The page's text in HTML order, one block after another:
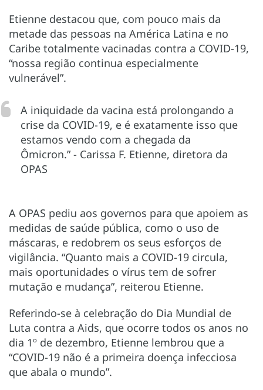
Etienne destacou que, com pouco mais da
metade das pessoas na América Latina e no
Caribe totalmente vacinadas contra a COVID-19,
“nossa região continua especialmente
vulnerável”.
A iniquidade da vacina está prolongando a
crise da COVID-19, e é exatamente isso que
estamos vendo com a chegada da
Ômicron.” - Carissa F. Etienne, diretora da
OPAS
A OPAS pediu aos governos para que apoiem as
medidas de saúde pública, como o uso de
máscaras, e redobrem os seus esforços de
vigilância. “Quanto mais a COVID-19 circula,
mais oportunidades o vírus tem de sofrer
mutação e mudança”, reiterou Etienne.
Referindo-se à celebração do Dia Mundial de
Luta contra a Aids, que ocorre todos os anos no
dia 1º de dezembro, Etienne lembrou que a
“COVID-19 não é a primeira doença infecciosa
que abala o mundo”.